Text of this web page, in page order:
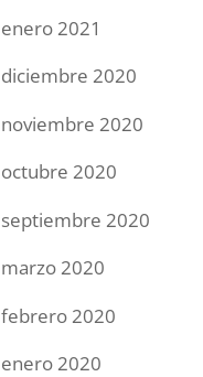
enero 2021
diciembre 2020
noviembre 2020
octubre 2020
septiembre 2020
marzo 2020
febrero 2020
enero 2020